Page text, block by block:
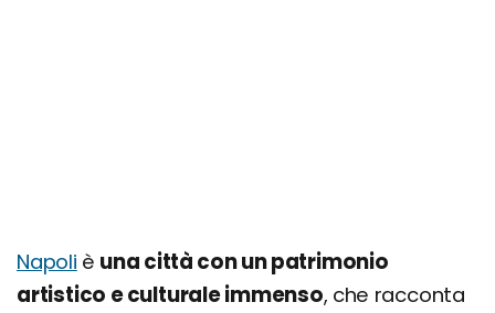
Napoli è una città con un patrimonio
artistico e culturale immenso, che racconta